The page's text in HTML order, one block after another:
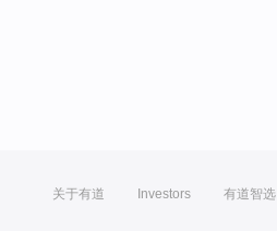
关于有道 Investors 有道智选